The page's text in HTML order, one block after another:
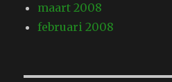
maart 2008
februari 2008